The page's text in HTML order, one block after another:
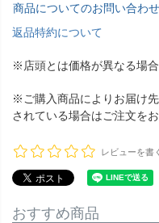
商品についてのお問い合わせ
返品特約について
※店頭とは価格が異なる場
※ご購入商品によりお届け
されている場合はご注文を
レビューを書く
おすすめ商品